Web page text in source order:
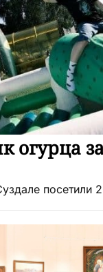
огурца
посетили